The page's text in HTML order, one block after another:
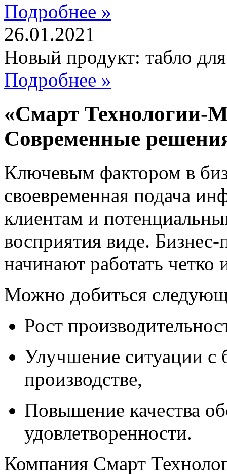
Подробнее »
26.01.2021
Новый продукт: табло
Подробнее »
«Смарт Технологии-
Современные
Ключевым фактором в
своевременная подача
клиентам и
восприятия виде.
начинают работать четко
Можно добиться
Рост
Улучшение ситуации с
производстве,
Повышение качества
удовлетворенности.
Компания Смарт